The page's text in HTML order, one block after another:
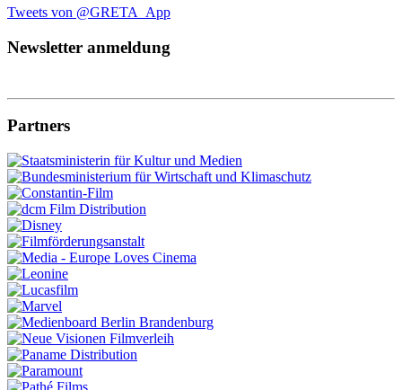
Tweets von @GRETA_App
Newsletter anmeldung
Partners